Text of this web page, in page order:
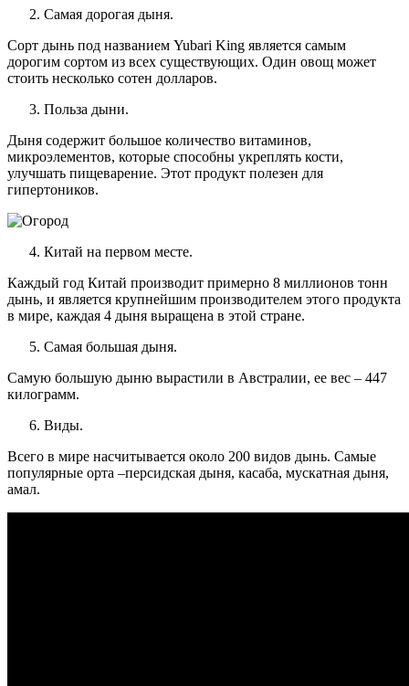
Самая дорогая дыня.
Сорт дынь под названием Yubari King является самым
дорогим сортом из всех существующих. Один овощ может
стоить несколько сотен долларов.
Польза дыни.
Дыня содержит большое количество витаминов,
микроэлементов, которые способны укреплять кости,
улучшать пищеварение. Этот продукт полезен для
гипертоников.
Китай на первом месте.
Каждый год Китай производит примерно 8 миллионов тонн
дынь, и является крупнейшим производителем этого продукта
в мире, каждая 4 дыня выращена в этой стране.
Самая большая дыня.
Самую большую дыню вырастили в Австралии, ее вес – 447
килограмм.
Виды.
Всего в мире насчитывается около 200 видов дынь. Самые
популярные орта –персидская дыня, касаба, мускатная дыня,
амал.